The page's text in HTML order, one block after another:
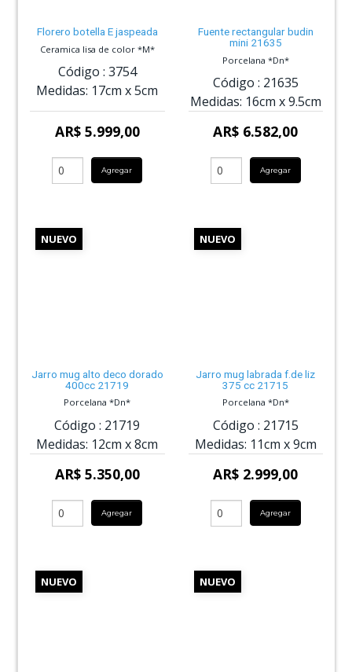
Florero botella E jaspeada
Ceramica lisa de color *M*
Código : 3754
Medidas: 17cm x5cm
AR$ 5.999,00
Agregar
Fuente rectangular budin
mini 21635
Porcelana *Dn*
Código : 21635
Medidas: 16cm x9.5cm
AR$ 6.582,00
Agregar
NUEVO
Jarro mug alto deco dorado
400cc 21719
Porcelana *Dn*
Código : 21719
Medidas: 12cm x8cm
AR$ 5.350,00
Agregar
NUEVO
Jarro mug labrada f.de liz
375 cc 21715
Porcelana *Dn*
Código : 21715
Medidas: 11cm x9cm
AR$ 2.999,00
Agregar
NUEVO NUEVO